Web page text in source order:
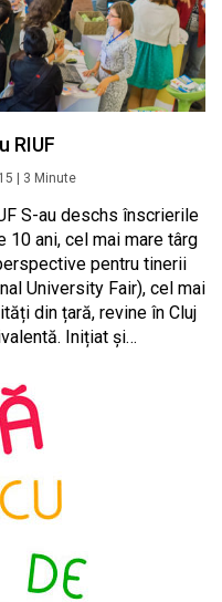
RIUF
3 Minute
S-au deschs înscrierile
10 ani, cel mai mare târg
pentru tinerii
University Fair), cel mai
din țară, revine în Cluj
Inițiat și…